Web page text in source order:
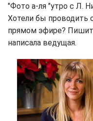
"Фото а-ля "утро с Л.
Хотели бы проводить
прямом эфире?
написала ведущая.